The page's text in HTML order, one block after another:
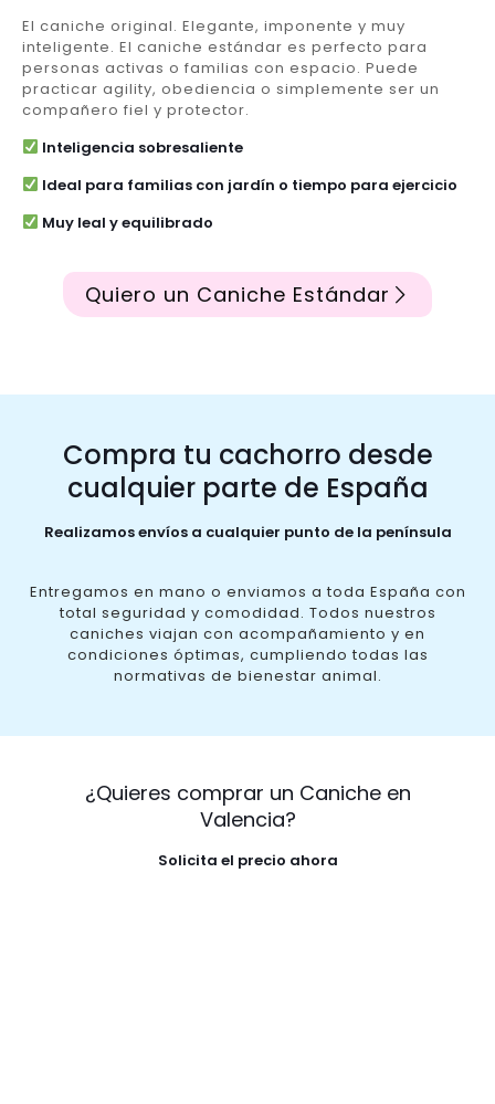
El caniche original. Elegante, imponente y muy
inteligente. El caniche estándar es perfecto para
personas activas o familias con espacio. Puede
practicar agility, obediencia o simplemente ser un
compañero fiel y protector.
Inteligencia sobresaliente
Ideal para familias con jardín o tiempo para ejercicio
Muy leal y equilibrado
Quiero un Caniche Estándar
Compra tu cachorro desde
cualquier parte de España
Realizamos envíos a cualquier punto de la península
Entregamos en mano o enviamos a toda España con
total seguridad y comodidad. Todos nuestros
caniches viajan con acompañamiento y en
condiciones óptimas, cumpliendo todas las
normativas de bienestar animal.
¿Quieres comprar un Caniche en
Valencia?
Solicita el precio ahora